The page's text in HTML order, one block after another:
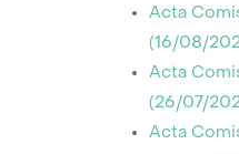
Acta
(16/08/
Acta
(26/07/
Acta